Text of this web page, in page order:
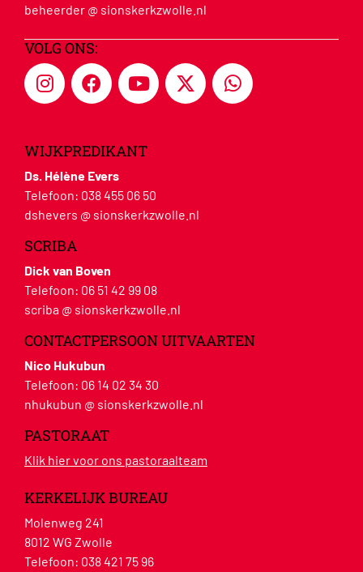
beheerder @ sionskerkzwolle.nl
VOLG ONS:
WIJKPREDIKANT
Ds. Hélène Evers
Telefoon: 038 455 06 50
dshevers @ sionskerkzwolle.nl
SCRIBA
Dick van Boven
Telefoon: 06 51 42 99 08
scriba @ sionskerkzwolle.nl
CONTACTPERSOON UITVAARTEN
Nico Hukubun
Telefoon: 06 14 02 34 30
nhukubun @ sionskerkzwolle.nl
PASTORAAT
Klik hier voor ons pastoraalteam
KERKELIJK BUREAU
Molenweg 241
8012 WG Zwolle
Telefoon: 038 421 75 96